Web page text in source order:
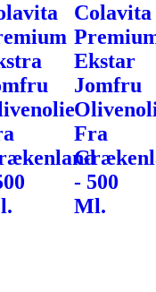
Colavita
Ekstar
Jomfru
Fra
- 500
Ml.